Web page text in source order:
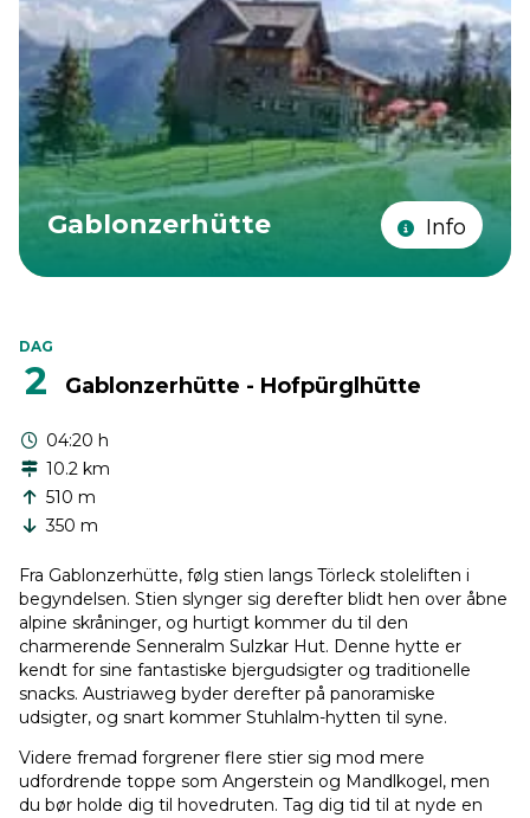
Gablonzerhütte Info
DAG
2 Gablonzerhütte - Hofpürglhütte
04:20 h
10.2 km
510 m
350 m
Fra Gablonzerhütte, følg stien langs Törleck stoleliften i
begyndelsen. Stien slynger sig derefter blidt hen over åbne
alpine skråninger, og hurtigt kommer du til den
charmerende Senneralm Sulzkar Hut. Denne hytte er
kendt for sine fantastiske bjergudsigter og traditionelle
snacks. Austriaweg byder derefter på panoramiske
udsigter, og snart kommer Stuhlalm-hytten til syne.
Videre fremad forgrener flere stier sig mod mere
udfordrende toppe som Angerstein og Mandlkogel, men
du bør holde dig til hovedruten. Tag dig tid til at nyde en